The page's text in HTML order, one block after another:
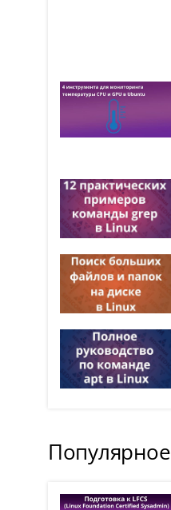
Популярное